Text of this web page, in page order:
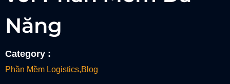
Năng
Category :
Phần Mềm Logistics,Blog